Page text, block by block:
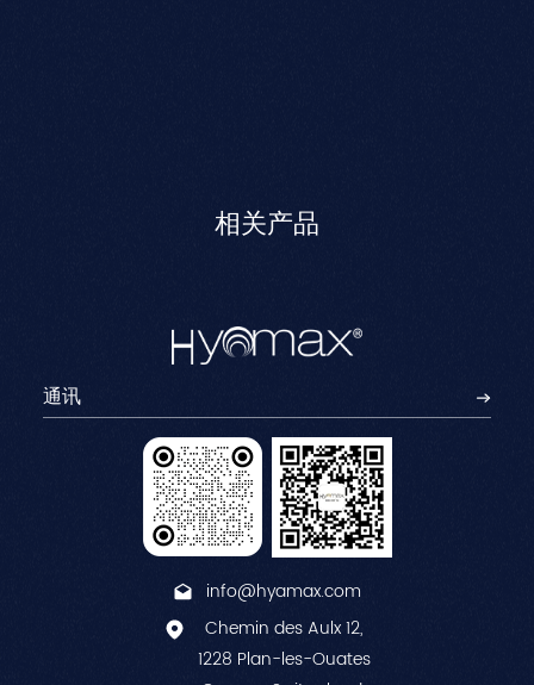
相关产品
info@hyamax.com
Chemin des Aulx 12,
1228 Plan-les-Ouates